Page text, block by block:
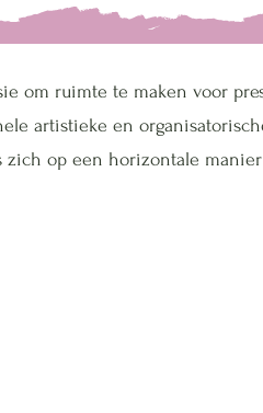
om ruimte te maken voor
artistieke en
op een horizontale